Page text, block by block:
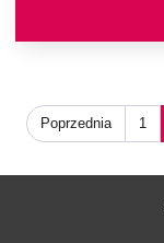
Poprzednia 1